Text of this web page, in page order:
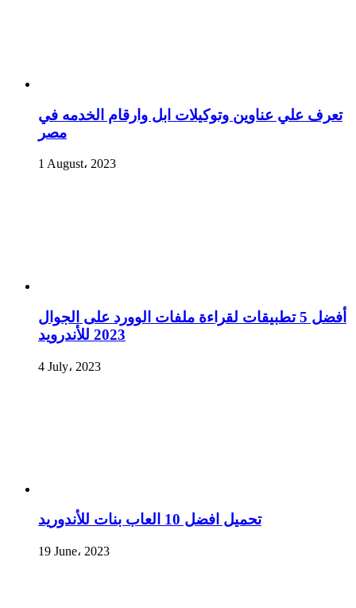
تعرف علي عناوين وتوكيلات ابل وارقام الخدمه في
مصر
1 August، 2023
أفضل 5 تطبيقات لقراءة ملفات الوورد على الجوال
2023 للأندرويد
4 July، 2023
تحميل افضل 10 العاب بنات للأندوريد
19 June، 2023